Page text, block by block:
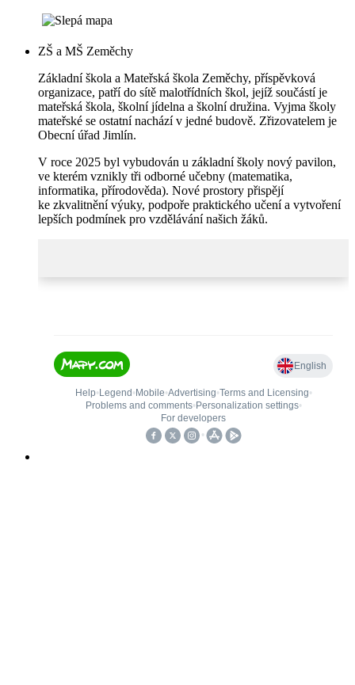
ZŠ a MŠ Zeměchy
Základní škola a Mateřská škola Zeměchy, příspěvková
organizace, patří do sítě malotřídních škol, jejíž součástí je
mateřská škola, školní jídelna a školní družina. Vyjma školy
mateřské se ostatní nachází v jedné budově. Zřizovatelem je
Obecní úřad Jimlín.
V roce 2025 byl vybudován u základní školy nový pavilon,
ve kterém vznikly tři odborné učebny (matematika,
informatika, přírodověda). Nové prostory přispějí
ke zkvalitnění výuky, podpoře praktického učení a vytvoření
lepších podmínek pro vzdělávání našich žáků.